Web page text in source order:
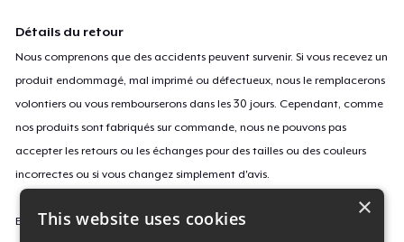
Détails du retour
Nous comprenons que des accidents peuvent survenir. Si vous recevez un
produit endommagé, mal imprimé ou défectueux, nous le remplacerons
volontiers ou vous rembourserons dans les 30 jours. Cependant, comme
nos produits sont fabriqués sur commande, nous ne pouvons pas
accepter les retours ou les échanges pour des tailles ou des couleurs
incorrectes ou si vous changez simplement d'avis.
En savoir plus sur notre politique de retoursici ×
This website uses cookies